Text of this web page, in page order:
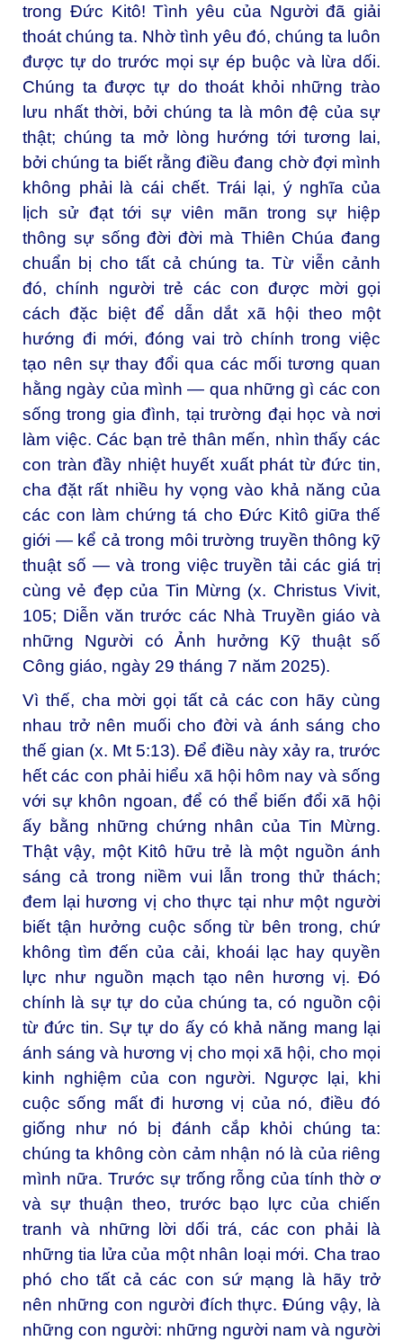
trong Đức Kitô! Tình yêu của Người đã giải
thoát chúng ta. Nhờ tình yêu đó, chúng ta luôn
được tự do trước mọi sự ép buộc và lừa dối.
Chúng ta được tự do thoát khỏi những trào
lưu nhất thời, bởi chúng ta là môn đệ của sự
thật; chúng ta mở lòng hướng tới tương lai,
bởi chúng ta biết rằng điều đang chờ đợi mình
không phải là cái chết. Trái lại, ý nghĩa của
lịch sử đạt tới sự viên mãn trong sự hiệp
thông sự sống đời đời mà Thiên Chúa đang
chuẩn bị cho tất cả chúng ta. Từ viễn cảnh
đó, chính người trẻ các con được mời gọi
cách đặc biệt để dẫn dắt xã hội theo một
hướng đi mới, đóng vai trò chính trong việc
tạo nên sự thay đổi qua các mối tương quan
hằng ngày của mình — qua những gì các con
sống trong gia đình, tại trường đại học và nơi
làm việc. Các bạn trẻ thân mến, nhìn thấy các
con tràn đầy nhiệt huyết xuất phát từ đức tin,
cha đặt rất nhiều hy vọng vào khả năng của
các con làm chứng tá cho Đức Kitô giữa thế
giới — kể cả trong môi trường truyền thông kỹ
thuật số — và trong việc truyền tải các giá trị
cùng vẻ đẹp của Tin Mừng (x. Christus Vivit,
105; Diễn văn trước các Nhà Truyền giáo và
những Người có Ảnh hưởng Kỹ thuật số
Công giáo, ngày 29 tháng 7 năm 2025).
Vì thế, cha mời gọi tất cả các con hãy cùng
nhau trở nên muối cho đời và ánh sáng cho
thế gian (x. Mt 5:13). Để điều này xảy ra, trước
hết các con phải hiểu xã hội hôm nay và sống
với sự khôn ngoan, để có thể biến đổi xã hội
ấy bằng những chứng nhân của Tin Mừng.
Thật vậy, một Kitô hữu trẻ là một nguồn ánh
sáng cả trong niềm vui lẫn trong thử thách;
đem lại hương vị cho thực tại như một người
biết tận hưởng cuộc sống từ bên trong, chứ
không tìm đến của cải, khoái lạc hay quyền
lực như nguồn mạch tạo nên hương vị. Đó
chính là sự tự do của chúng ta, có nguồn cội
từ đức tin. Sự tự do ấy có khả năng mang lại
ánh sáng và hương vị cho mọi xã hội, cho mọi
kinh nghiệm của con người. Ngược lại, khi
cuộc sống mất đi hương vị của nó, điều đó
giống như nó bị đánh cắp khỏi chúng ta:
chúng ta không còn cảm nhận nó là của riêng
mình nữa. Trước sự trống rỗng của tính thờ ơ
và sự thuận theo, trước bạo lực của chiến
tranh và những lời dối trá, các con phải là
những tia lửa của một nhân loại mới. Cha trao
phó cho tất cả các con sứ mạng là hãy trở
nên những con người đích thực. Đúng vậy, là
những con người: những người nam và người